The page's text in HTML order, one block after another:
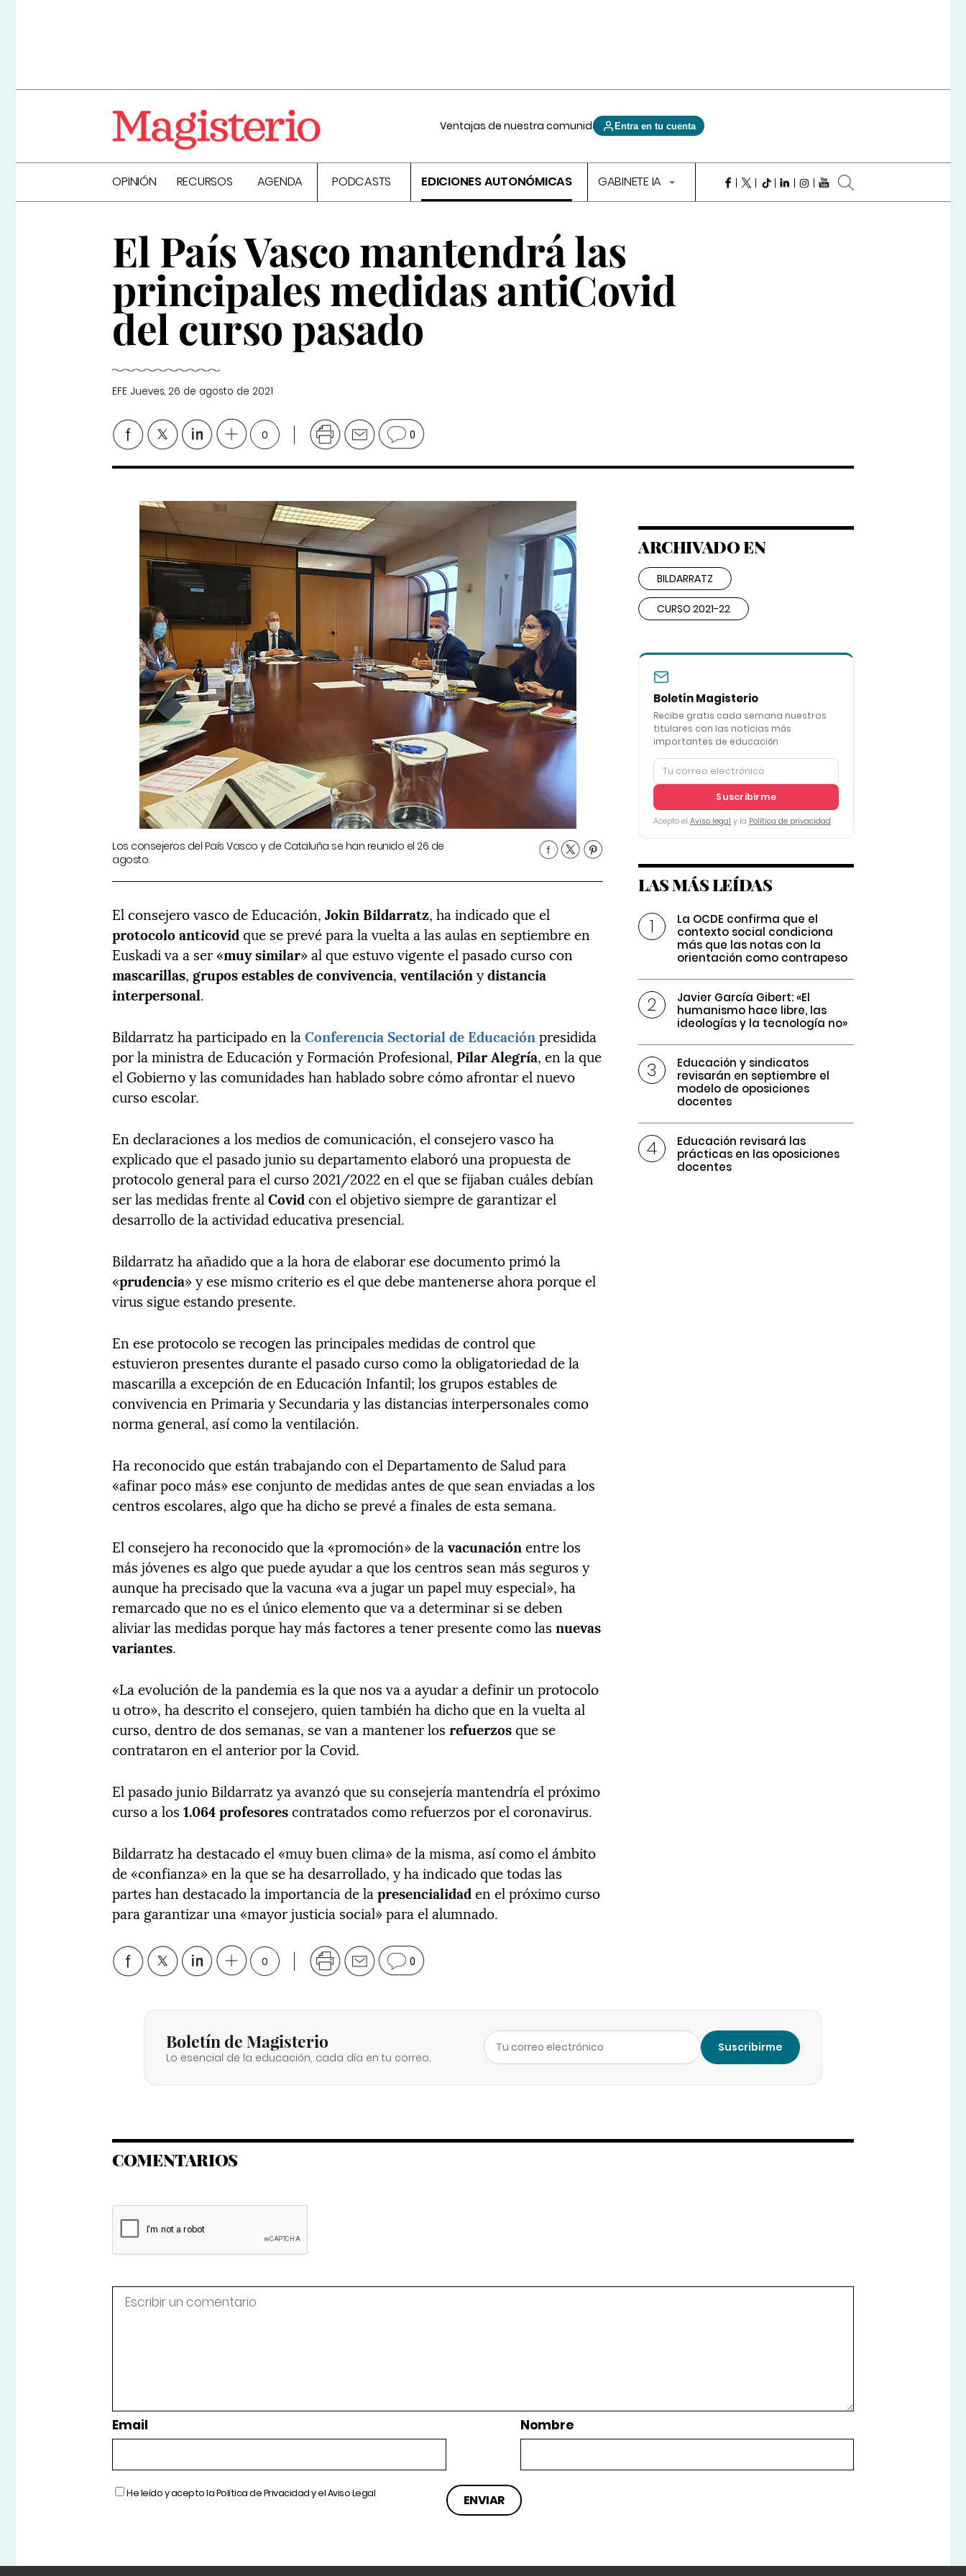
Ventajas de nuestra comunidad Entra en tu cuenta
OPINIÓN RECURSOS AGENDA PODCASTS EDICIONES AUTONÓMICAS GABINETE IA
El País Vasco mantendrá las
principales medidas antiCovid
del curso pasado
EFE Jueves, 26 de agosto de 2021
0 0
Los consejeros del País Vasco y de Cataluña se han reunido el 26 de
agosto.
El consejero vasco de Educación,Jokin Bildarratz, ha indicado que el
protocolo anticovidque se prevé para la vuelta a las aulas en septiembre en
Euskadi va a ser «muy similar» al que estuvo vigente el pasado curso con
mascarillas, grupos estables de convivencia,ventilaciónydistancia
interpersonal.
Bildarratz ha participado en laConferencia Sectorial de Educaciónpresidida
por la ministra de Educación y Formación Profesional, Pilar Alegría, en la que
el Gobierno y las comunidades han hablado sobre cómo afrontar el nuevo
curso escolar.
En declaraciones a los medios de comunicación, el consejero vasco ha
explicado que el pasado junio su departamento elaboró una propuesta de
protocolo general para el curso 2021/2022 en el que se fijaban cuáles debían
ser las medidas frente alCovidcon el objetivo siempre de garantizar el
desarrollo de la actividad educativa presencial.
Bildarratz ha añadido que a la hora de elaborar ese documento primó la
«prudencia» y ese mismo criterio es el que debe mantenerse ahora porque el
virus sigue estando presente.
En ese protocolo se recogen las principales medidas de control que
estuvieron presentes durante el pasado curso como la obligatoriedad de la
mascarilla a excepción de en Educación Infantil; los grupos estables de
convivencia en Primaria y Secundaria y las distancias interpersonales como
norma general, así como la ventilación.
Ha reconocido que están trabajando con el Departamento de Salud para
«afinar poco más» ese conjunto de medidas antes de que sean enviadas a los
centros escolares, algo que ha dicho se prevé a finales de esta semana.
El consejero ha reconocido que la «promoción» de lavacunaciónentre los
más jóvenes es algo que puede ayudar a que los centros sean más seguros y
aunque ha precisado que la vacuna «va a jugar un papel muy especial», ha
remarcado que no es el único elemento que va a determinar si se deben
aliviar las medidas porque hay más factores a tener presente como lasnuevas
variantes.
«La evolución de la pandemia es la que nos va a ayudar a definir un protocolo
u otro», ha descrito el consejero, quien también ha dicho que en la vuelta al
curso, dentro de dos semanas, se van a mantener losrefuerzosque se
contrataron en el anterior por la Covid.
El pasado junio Bildarratz ya avanzó que su consejería mantendría el próximo
curso a los1.064 profesorescontratados como refuerzos por el coronavirus.
Bildarratz ha destacado el «muy buen clima» de la misma, así como el ámbito
de «confianza» en la que se ha desarrollado, y ha indicado que todas las
partes han destacado la importancia de lapresencialidaden el próximo curso
para garantizar una «mayor justicia social» para el alumnado.
0 0
ARCHIVADO EN
BILDARRATZ
CURSO 2021-22
Boletín Magisterio
Recibe gratis cada semana nuestros
titulares con las noticias más
importantes de educación
Suscribirme
Acepto el Aviso legal y la Política de privacidad
LAS MÁS LEÍDAS
La OCDE confirma que el
contexto social condiciona
más que las notas con la
orientación como contrapeso
Javier García Gibert: «El
humanismo hace libre, las
ideologías y la tecnología no»
Educación y sindicatos
revisarán en septiembre el
modelo de oposiciones
docentes
Educación revisará las
prácticas en las oposiciones
docentes
Boletín de Magisterio
Lo esencial de la educación, cada día en tu correo.
Suscribirme
COMENTARIOS
Email Nombre
He leído y acepto laPolítica de Privacidady elAviso Legal